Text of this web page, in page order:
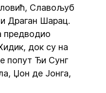
Славољуб
Драган Шарац.
предводио
док су на
попут Ђи Сунг
Џон де Јонга,